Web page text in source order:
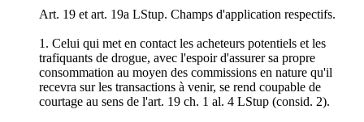
Art. 19 et art. 19a LStup. Champs d'application respectifs.
1. Celui qui met en contact les acheteurs potentiels et les
trafiquants de drogue, avec l'espoir d'assurer sa propre
consommation au moyen des commissions en nature qu'il
recevra sur les transactions à venir, se rend coupable de
courtage au sens de l'art. 19 ch. 1 al. 4 LStup (consid. 2).